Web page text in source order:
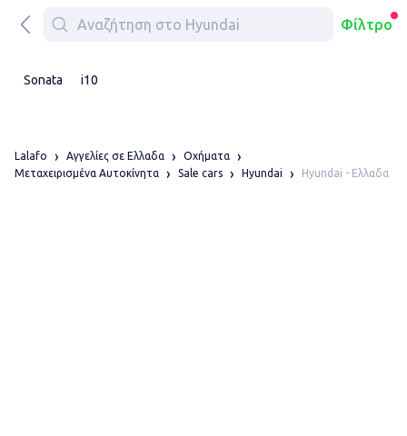
Φίλτρο
Sonata i10
Lalafo Αγγελίες σε Ελλαδα
Οχήματα
Μεταχειρισμένα Αυτοκίνητα
Sale cars Hyundai Hyundai - Ελλαδα